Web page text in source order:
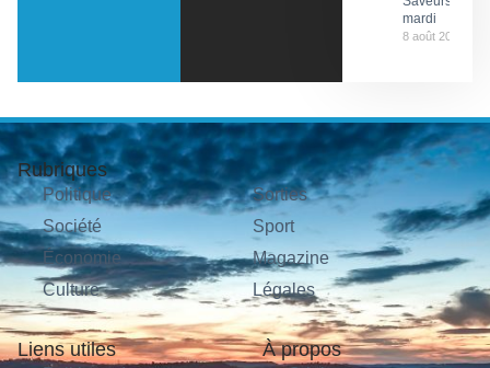
mardi
8 août 2026
Rubriques
Politique
Société
Économie
Culture
Sorties
Sport
Magazine
Légales
Liens utiles À propos